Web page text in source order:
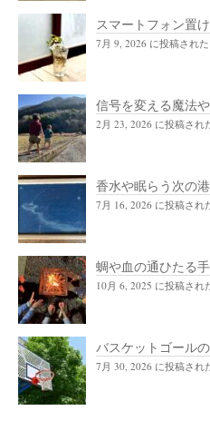
スマートフォン置
7月 9, 2026 に投稿された
信号を変える魔法
2月 23, 2026 に投稿され
香水や眠らう次の
7月 16, 2026 に投稿され
蜩や血の通ひたる
10月 6, 2025 に投稿され
バスケットゴール
7月 30, 2026 に投稿され